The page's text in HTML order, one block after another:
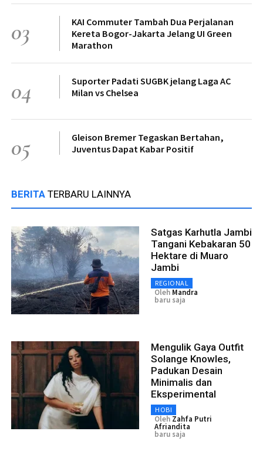
03
KAI Commuter Tambah Dua Perjalanan
Kereta Bogor-Jakarta Jelang UI Green
Marathon
04
Suporter Padati SUGBK jelang Laga AC
Milan vs Chelsea
05
Gleison Bremer Tegaskan Bertahan,
Juventus Dapat Kabar Positif
BERITA TERBARU LAINNYA
Satgas Karhutla Jambi
Tangani Kebakaran 50
Hektare di Muaro
Jambi
REGIONAL
Oleh Mandra
baru saja
Mengulik Gaya Outfit
Solange Knowles,
Padukan Desain
Minimalis dan
Eksperimental
HOBI
Oleh Zahfa Putri
Afriandita
baru saja